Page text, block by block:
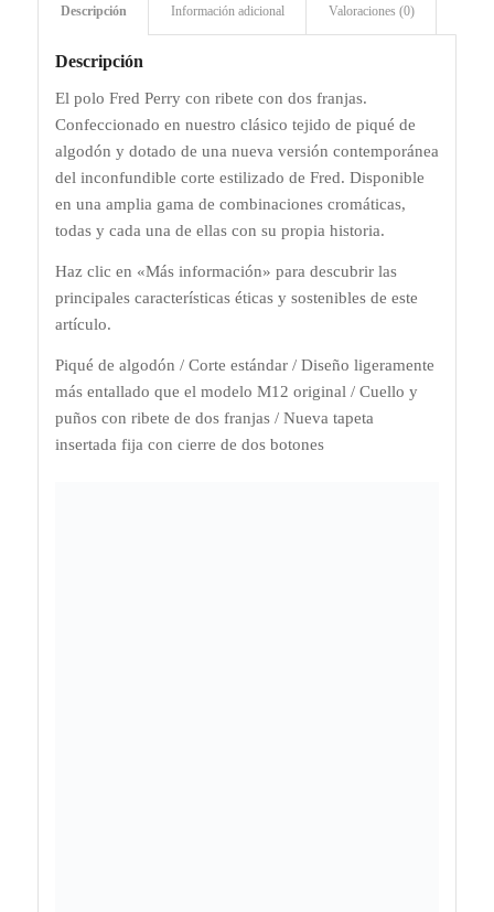
Descripción Información adicional Valoraciones (0)
Descripción
El polo Fred Perry con ribete con dos franjas.
Confeccionado en nuestro clásico tejido de piqué de
algodón y dotado de una nueva versión contemporánea
del inconfundible corte estilizado de Fred. Disponible
en una amplia gama de combinaciones cromáticas,
todas y cada una de ellas con su propia historia.​
Haz clic en «Más información» para descubrir las
principales características éticas y sostenibles de este
artículo.
Piqué de algodón / Corte estándar / Diseño ligeramente
más entallado que el modelo M12 original / Cuello y
puños con ribete de dos franjas / Nueva tapeta
insertada fija con cierre de dos botones